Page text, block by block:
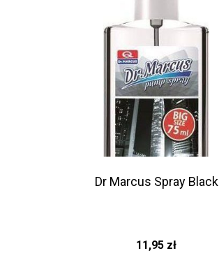
Dr Marcus Spray Black
11,95 zł